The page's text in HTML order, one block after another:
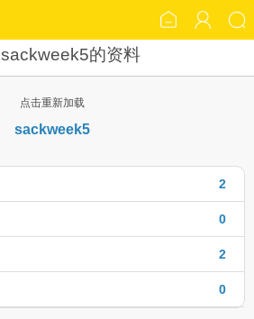
sackweek5的资料
点击重新加载
sackweek5
2
0
2
0